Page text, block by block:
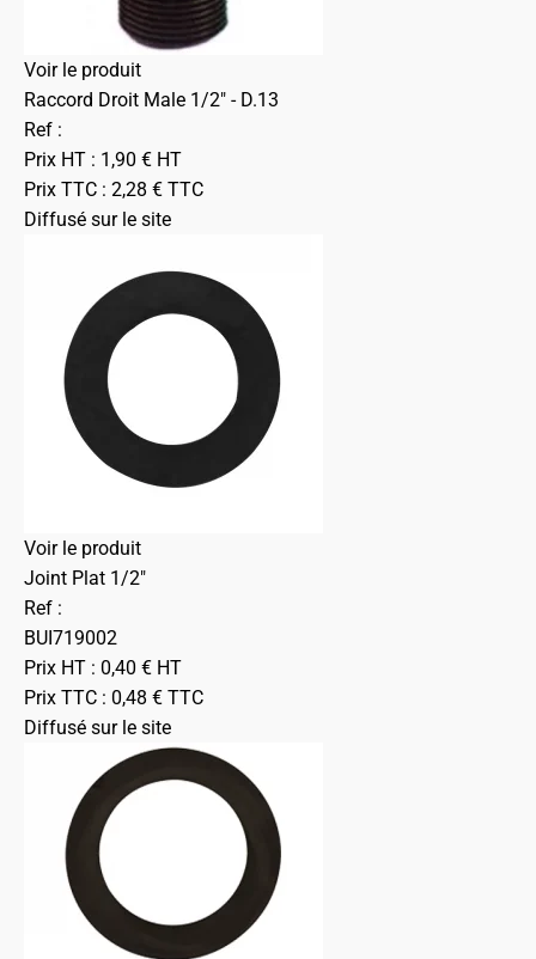
Voir le produit
Raccord Droit Male 1/2" - D.13
Ref :
Prix HT : 1,90 € HT
Prix TTC : 2,28 € TTC
Diffusé sur le site
Voir le produit
Joint Plat 1/2"
Ref :
BUI719002
Prix HT : 0,40 € HT
Prix TTC : 0,48 € TTC
Diffusé sur le site